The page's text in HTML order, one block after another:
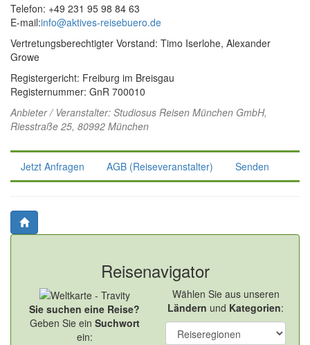
Telefon: +49 231 95 98 84 63
E-mail:info@aktives-reisebuero.de
Vertretungsberechtigter Vorstand: Timo Iserlohe, Alexander
Growe
Registergericht: Freiburg im Breisgau
Registernummer: GnR 700010
Anbieter / Veranstalter: Studiosus Reisen München GmbH,
Riesstraße 25, 80992 München
Jetzt Anfragen AGB (Reiseveranstalter) Senden
Reisenavigator
Sie suchen eine Reise?
Geben Sie ein Suchwort
ein:
Wählen Sie aus unseren
Ländern und Kategorien: